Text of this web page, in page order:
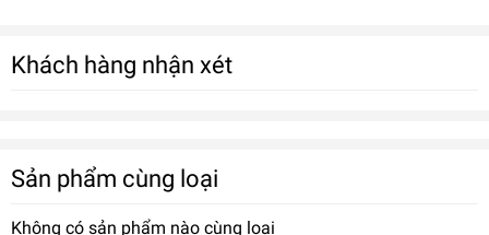
Khách hàng nhận xét
Sản phẩm cùng loại
Không có sản phẩm nào cùng loại